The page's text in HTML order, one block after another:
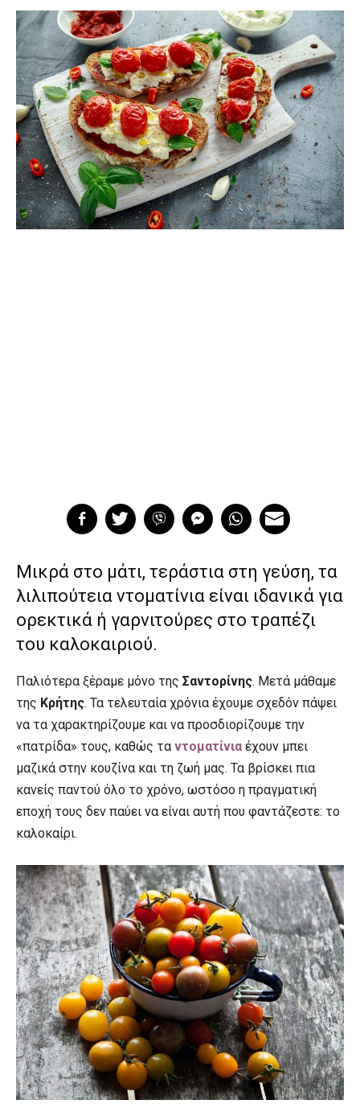
Μικρά στο μάτι, τεράστια στη γεύση, τα
λιλιπούτεια ντοματίνια είναι ιδανικά για
ορεκτικά ή γαρνιτούρες στο τραπέζι
του καλοκαιριού.
Παλιότερα ξέραμε μόνο της Σαντορίνης. Μετά μάθαμε
της Κρήτης. Τα τελευταία χρόνια έχουμε σχεδόν πάψει
να τα χαρακτηρίζουμε και να προσδιορίζουμε την
«πατρίδα» τους, καθώς τα ντοματίνια έχουν μπει
μαζικά στην κουζίνα και τη ζωή μας. Τα βρίσκει πια
κανείς παντού όλο το χρόνο, ωστόσο η πραγματική
εποχή τους δεν παύει να είναι αυτή που φαντάζεστε: το
καλοκαίρι.